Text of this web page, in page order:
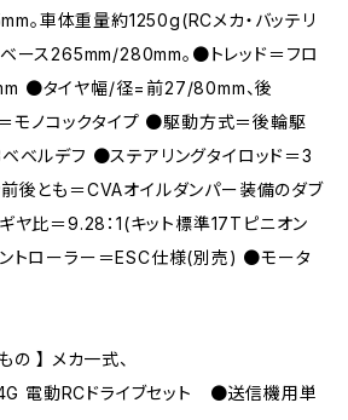
。車体重量約1250g(RCメカ・バッテリ
ース265mm/280mm。●トレッド＝フロ
●タイヤ幅/径=前27/80mm、後
モノコックタイプ ●駆動方式＝後輪駆
ベルデフ ●ステアリングタイロッド＝3
後とも＝CVAオイルダンパー装備のダブ
ヤ比＝9.28：1(キット標準17Tピニオン
トローラー＝ESC仕様(別売) ●モータ
の 】 メカ一式、
電動RCドライブセット ●送信機用単